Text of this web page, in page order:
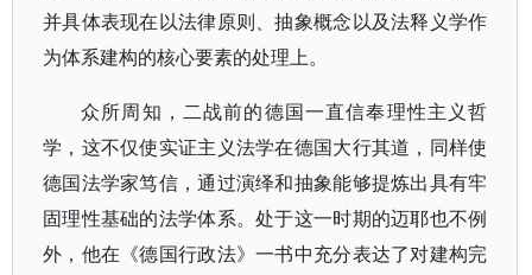
并具体表现在以法律原则、抽象概念以及法释义学作
为体系建构的核心要素的处理上。
众所周知，二战前的德国一直信奉理性主义哲
学，这不仅使实证主义法学在德国大行其道，同样使
德国法学家笃信，通过演绎和抽象能够提炼出具有牢
固理性基础的法学体系。处于这一时期的迈耶也不例
外，他在《德国行政法》一书中充分表达了对建构完